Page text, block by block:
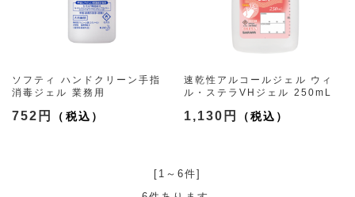
ソフティ ハンドクリーン手指
消毒ジェル 業務用
752円
速乾性アルコールジェル ウィ
ル・ステラVHジェル 250mL
1,130円
[1～6件]